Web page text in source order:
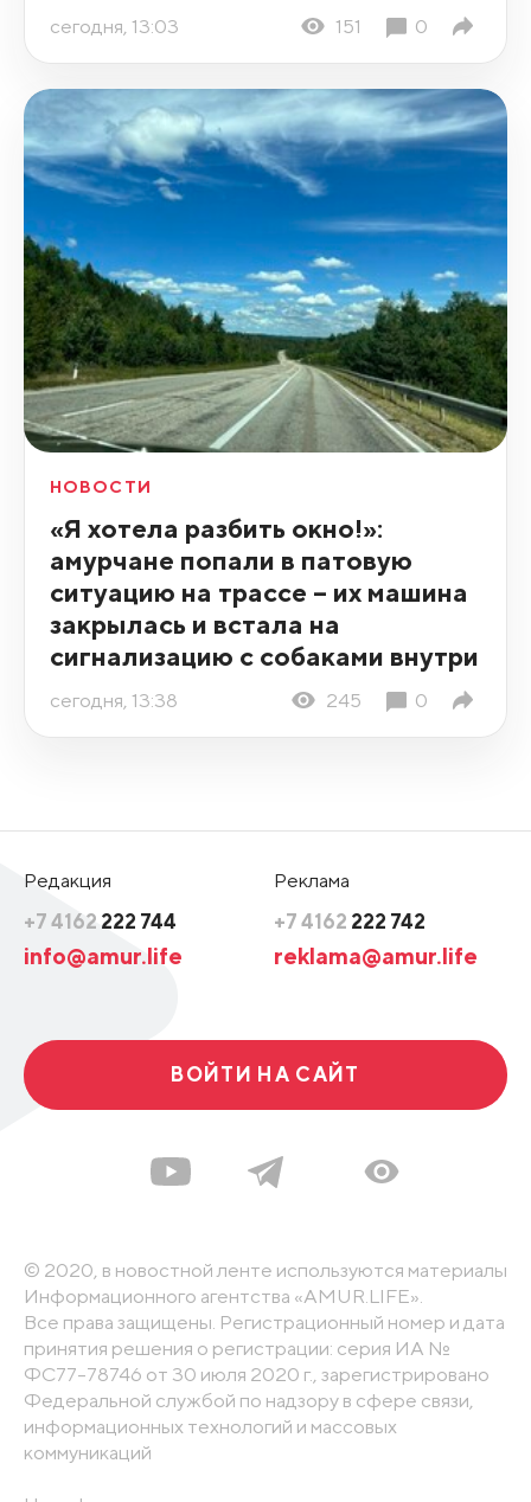
сегодня, 13:03 151 0
НОВОСТИ
«Я хотела разбить окно!»:
амурчане попали в патовую
ситуацию на трассе – их машина
закрылась и встала на
сигнализацию с собаками внутри
сегодня, 13:38 245 0
Редакция
+7 4162 222 744
info@amur.life
Реклама
+7 4162 222 742
reklama@amur.life
ВОЙТИ НА САЙТ
© 2020, в новостной ленте используются материалы
Информационного агентства «AMUR.LIFE».
Все права защищены. Регистрационный номер и дата
принятия решения о регистрации: серия ИА №
ФС77-78746 от 30 июля 2020 г., зарегистрировано
Федеральной службой по надзору в сфере связи,
информационных технологий и массовых
коммуникаций